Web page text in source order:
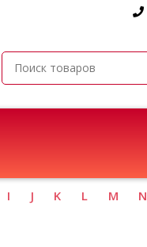
I J K L M N